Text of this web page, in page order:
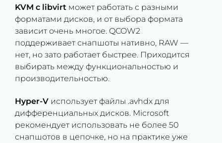
KVM с libvirt может работать с разными
форматами дисков, и от выбора формата
зависит очень многое. QCOW2
поддерживает снапшоты нативно, RAW —
нет, но зато работает быстрее. Приходится
выбирать между функциональностью и
производительностью.
Hyper-V использует файлы .avhdx для
дифференциальных дисков. Microsoft
рекомендует использовать не более 50
снапшотов в цепочке, но на практике уже